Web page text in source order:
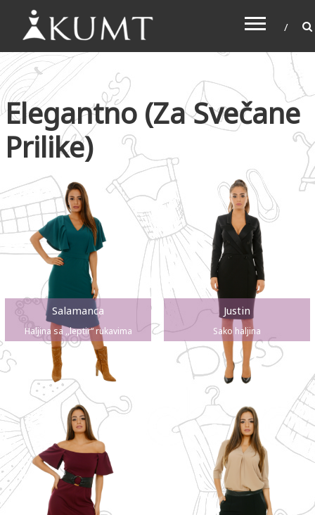
KUMT
Haljine online
Elegantno (za Svečane
Prilike)
Salamanca
Haljina sa ,,leptir“ rukavima
Justin
Sako haljina